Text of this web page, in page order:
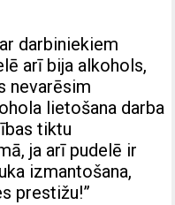
darbiniekiem
arī bija alkohols,
nevarēsim
lietošana darba
tiktu
ja arī pudelē ir
izmantošana,
prestižu!”